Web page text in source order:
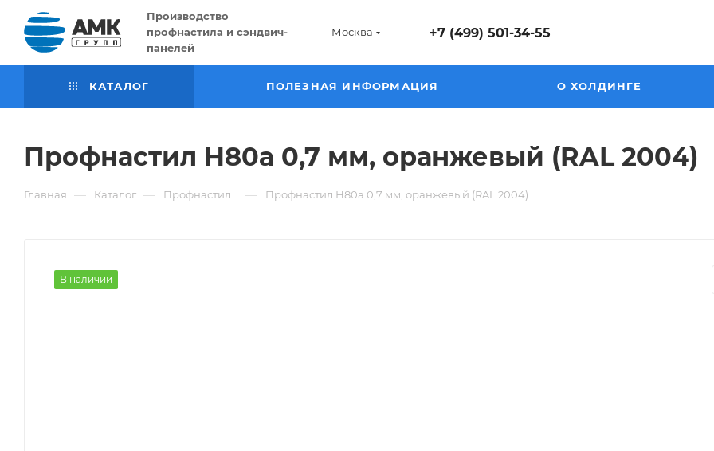
Производство
профнастила и сэндвич-
панелей
Москва +7 (499) 501-34-55
КАТАЛОГ ПОЛЕЗНАЯ ИНФОРМАЦИЯ О ХОЛДИНГЕ
Профнастил Н80а 0,7 мм, оранжевый (RAL 2004)
Главная — Каталог — Профнастил — Профнастил Н80а 0,7 мм, оранжевый (RAL 2004)
В наличии